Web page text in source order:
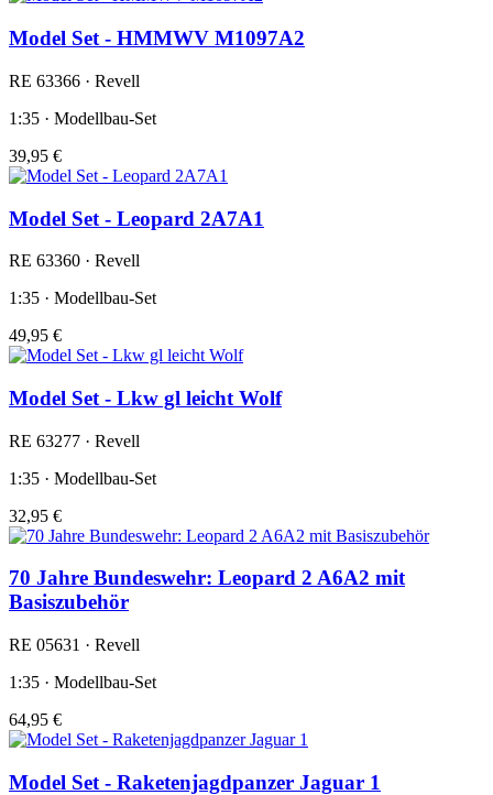
Model Set - HMMWV M1097A2
RE 63366 · Revell
1:35 · Modellbau-Set
39,95 €
Model Set - Leopard 2A7A1
RE 63360 · Revell
1:35 · Modellbau-Set
49,95 €
Model Set - Lkw gl leicht Wolf
RE 63277 · Revell
1:35 · Modellbau-Set
32,95 €
70 Jahre Bundeswehr: Leopard 2 A6A2 mit
Basiszubehör
RE 05631 · Revell
1:35 · Modellbau-Set
64,95 €
Model Set - Raketenjagdpanzer Jaguar 1